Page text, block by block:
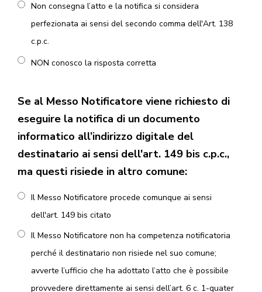
Non consegna l’atto e la notifica si considera
perfezionata ai sensi del secondo comma dell'Art. 138
c.p.c.
NON conosco la risposta corretta
Se al Messo Notificatore viene richiesto di
eseguire la notifica di un documento
informatico all’indirizzo digitale del
destinatario ai sensi dell'art. 149 bis c.p.c.,
ma questi risiede in altro comune:
Il Messo Notificatore procede comunque ai sensi
dell'art. 149 bis citato
Il Messo Notificatore non ha competenza notificatoria
perché il destinatario non risiede nel suo comune;
avverte l’ufficio che ha adottato l’atto che è possibile
provvedere direttamente ai sensi dell’art. 6 c. 1-quater